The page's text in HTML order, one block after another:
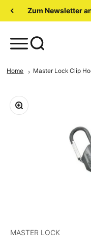
Zum Newsletter
Home Master Lock Clip
MASTER LOCK